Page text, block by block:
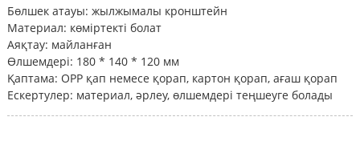
Бөлшек атауы: жылжымалы кронштейн
Материал: көміртекті болат
Аяқтау: майланған
Өлшемдері: 180 * 140 * 120 мм
Қаптама: OPP қап немесе қорап, картон қорап, ағаш қорап
Ескертулер: материал, әрлеу, өлшемдері теңшеуге болады